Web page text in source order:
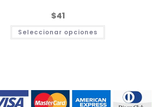
$41
Seleccionar opciones Este
tiene
elegir
en
la